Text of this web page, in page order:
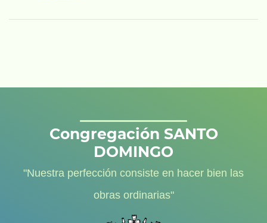
Congregación SANTO
DOMINGO
"Nuestra perfección consiste en hacer bien las
obras ordinarias"